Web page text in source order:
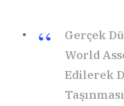
Gerçek
World
Edilerek